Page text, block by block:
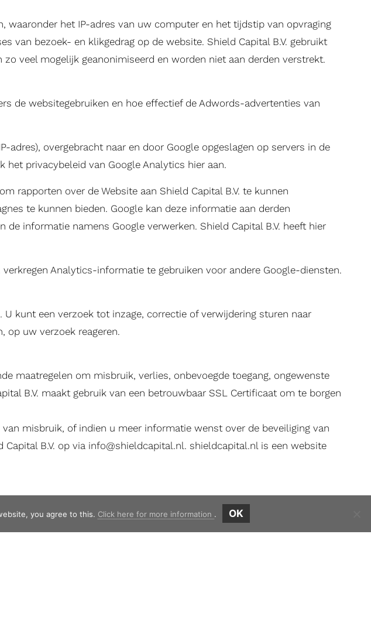
waaronder het IP-adres van uw computer en het tijdstip van opvraging
van bezoek- en klikgedrag op de website. Shield Capital B.V. gebruikt
veel mogelijk geanonimiseerd en worden niet aan derden verstrekt.
de websitegebruiken en hoe effectief de Adwords-advertenties van
overgebracht naar en door Google opgeslagen op servers in de
privacybeleid van Google Analytics hier aan.
rapporten over de Website aan Shield Capital B.V. te kunnen
te kunnen bieden. Google kan deze informatie aan derden
informatie namens Google verwerken. Shield Capital B.V. heeft hier
Analytics-informatie te gebruiken voor andere Google-diensten.
kunt een verzoek tot inzage, correctie of verwijdering sturen naar
op uw verzoek reageren.
maatregelen om misbruik, verlies, onbevoegde toegang, ongewenste
B.V. maakt gebruik van een betrouwbaar SSL Certificaat om te borgen
misbruik, of indien u meer informatie wenst over de beveiliging van
B.V. op via info@shieldcapital.nl. shieldcapital.nl is een website
you agree to this. Click here for more information . OK